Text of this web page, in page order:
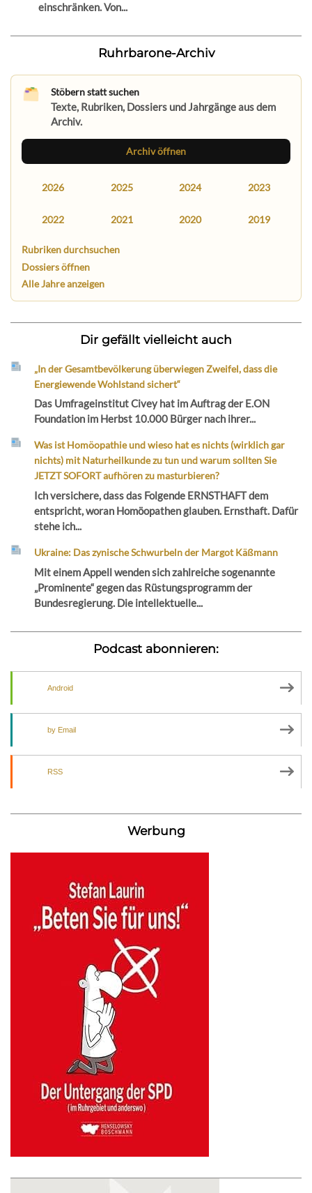
einschränken. Von...
Ruhrbarone-Archiv
Stöbern statt suchen
Texte, Rubriken, Dossiers und Jahrgänge aus dem
Archiv.
Archiv öffnen
2026 2025 2024 2023
2022 2021 2020 2019
Rubriken durchsuchen
Dossiers öffnen
Alle Jahre anzeigen
Dir gefällt vielleicht auch
„In der Gesamtbevölkerung überwiegen Zweifel, dass die
Energiewende Wohlstand sichert“
Das Umfrageinstitut Civey hat im Auftrag der E.ON
Foundation im Herbst 10.000 Bürger nach ihrer...
Was ist Homöopathie und wieso hat es nichts (wirklich gar
nichts) mit Naturheilkunde zu tun und warum sollten Sie
JETZT SOFORT aufhören zu masturbieren?
Ich versichere, dass das Folgende ERNSTHAFT dem
entspricht, woran Homöopathen glauben. Ernsthaft. Dafür
stehe ich...
Ukraine: Das zynische Schwurbeln der Margot Käßmann
Mit einem Appell wenden sich zahlreiche sogenannte
„Prominente“ gegen das Rüstungsprogramm der
Bundesregierung. Die intellektuelle...
Podcast abonnieren:
Android
by Email
RSS
Werbung